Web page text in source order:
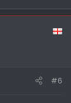
#6